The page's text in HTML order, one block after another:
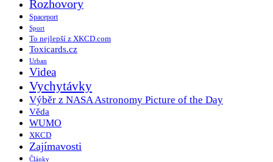
Rozhovory
Spaceport
Sport
To nejlepší z XKCD.com
Toxicards.cz
Urban
Videa
Vychytávky
Výběr z NASA Astronomy Picture of the Day
Věda
WUMO
XKCD
Zajímavosti
Články